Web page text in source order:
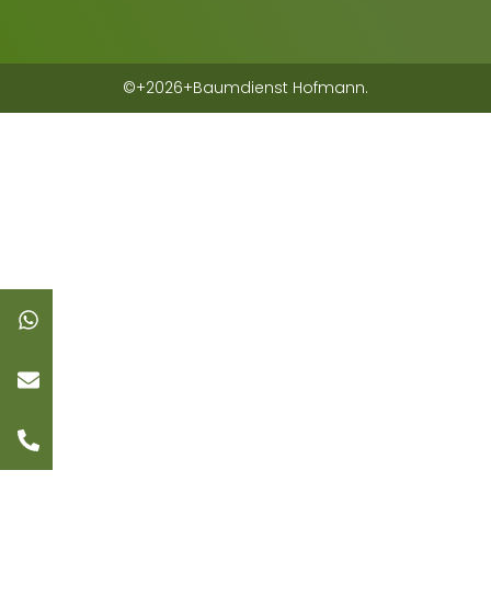
©+2026+Baumdienst Hofmann.